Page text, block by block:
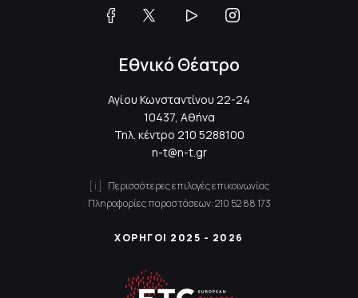
Εθνικό Θέατρο
Αγίου Κωνσταντίνου 22-24
10437, Αθήνα
Τηλ. κέντρο 210 5288100
n-t@n-t.gr
Περισσότερες επιλογές επικοινωνίας
Πληροφορίες παραστάσεων:210 52 88 173
ΧΟΡΗΓΟΙ 2025 - 2026